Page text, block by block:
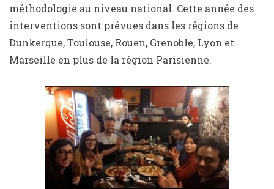
méthodologie au niveau national. Cette année des
interventions sont prévues dans les régions de
Dunkerque, Toulouse, Rouen, Grenoble, Lyon et
Marseille en plus de la région Parisienne.